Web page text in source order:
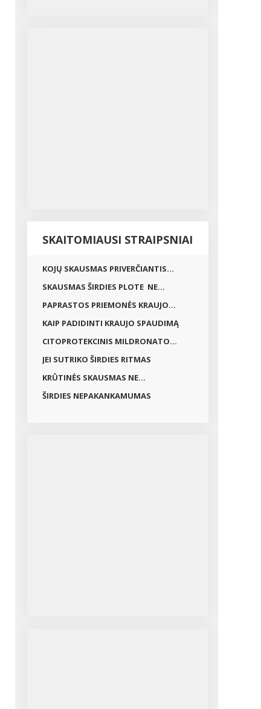
SKAITOMIAUSI STRAIPSNIAI
KOJŲ SKAUSMAS PRIVERČIANTIS...
SKAUSMAS ŠIRDIES PLOTE NE...
PAPRASTOS PRIEMONĖS KRAUJO...
KAIP PADIDINTI KRAUJO SPAUDIMĄ
CITOPROTEKCINIS MILDRONATO...
JEI SUTRIKO ŠIRDIES RITMAS
KRŪTINĖS SKAUSMAS NE...
ŠIRDIES NEPAKANKAMUMAS